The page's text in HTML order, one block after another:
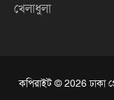
খেলাধুলা
কপিরাইট © 2026 ঢাকা